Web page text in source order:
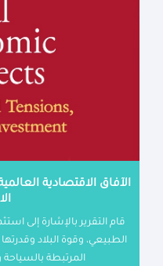
قام التقرير بالإشارة إلى
الطبيعي، وقوة البلاد
المرتبطة